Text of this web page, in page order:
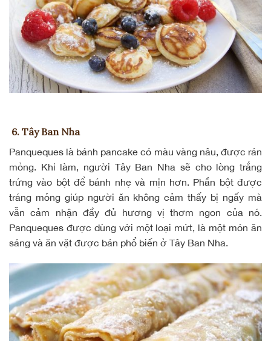
6. Tây Ban Nha
Panqueques là bánh pancake có màu vàng nâu, được rán
mỏng. Khi làm, người Tây Ban Nha sẽ cho lòng trắng
trứng vào bột để bánh nhẹ và mịn hơn. Phần bột được
tráng mỏng giúp người ăn không cảm thấy bị ngấy mà
vẫn cảm nhận đầy đủ hương vị thơm ngon của nó.
Panqueques được dùng với một loại mứt, là một món ăn
sáng và ăn vặt được bán phổ biến ở Tây Ban Nha.